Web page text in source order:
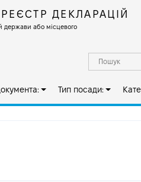
ДЕКЛАРАЦІЙ
держави або місцевого
Тип посади: